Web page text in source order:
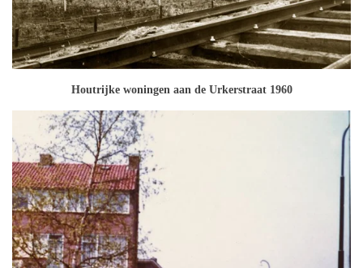
Houtrijke woningen aan de Urkerstraat 1960